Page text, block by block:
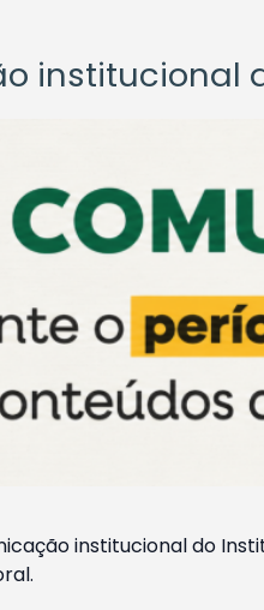
institucional
institucional do